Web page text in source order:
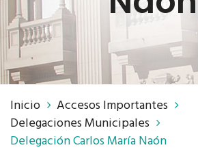
Inicio
Accesos Importantes
Delegaciones Municipales
Delegación Carlos María Naón